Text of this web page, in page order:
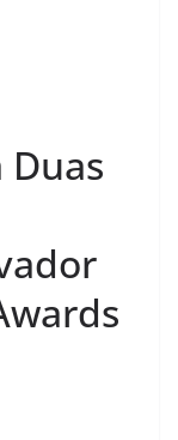
Duas